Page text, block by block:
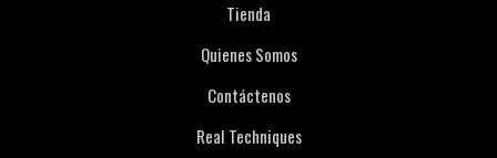
Tienda
Quienes Somos
Contáctenos
Real Techniques